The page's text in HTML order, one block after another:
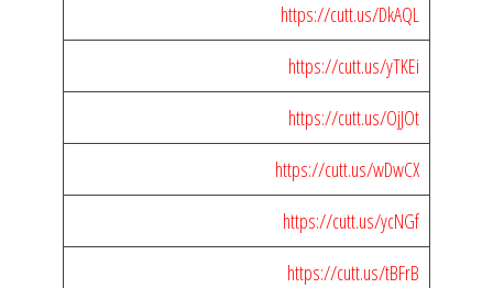
https://cutt.us/DkAQL
https://cutt.us/yTKEi
https://cutt.us/OjJOt
https://cutt.us/wDwCX
https://cutt.us/ycNGf
https://cutt.us/tBFrB